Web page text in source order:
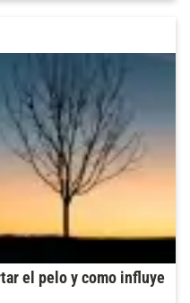
el pelo y como influye